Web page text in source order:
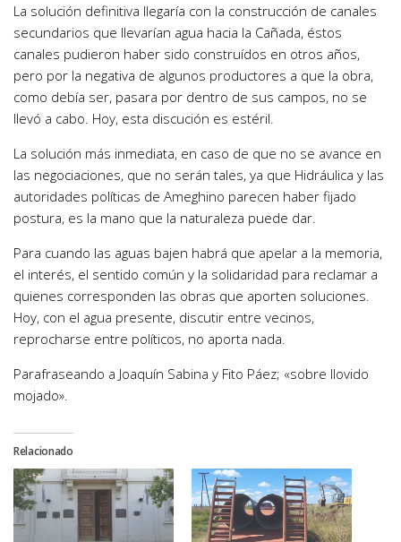
La solución definitiva llegaría con la construcción de canales
secundarios que llevarían agua hacia la Cañada, éstos
canales pudieron haber sido construídos en otros años,
pero por la negativa de algunos productores a que la obra,
como debía ser, pasara por dentro de sus campos, no se
llevó a cabo. Hoy, esta discución es estéril.
La solución más inmediata, en caso de que no se avance en
las negociaciones, que no serán tales, ya que Hidráulica y las
autoridades políticas de Ameghino parecen haber fijado
postura, es la mano que la naturaleza puede dar.
Para cuando las aguas bajen habrá que apelar a la memoria,
el interés, el sentido común y la solidaridad para reclamar a
quienes corresponden las obras que aporten soluciones.
Hoy, con el agua presente, discutir entre vecinos,
reprocharse entre políticos, no aporta nada.
Parafraseando a Joaquín Sabina y Fito Páez; «sobre llovido
mojado».
Relacionado